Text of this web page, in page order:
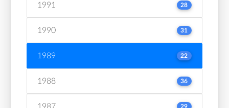
1991 28
1990 31
1989 22
1988 36
1987 29